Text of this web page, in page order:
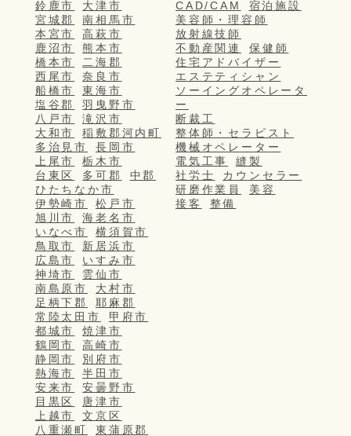
鈴鹿市
大津市
宮城郡
南相馬市
本宮市
高萩市
鹿沼市
熊本市
橋本市
二海郡
西尾市
奈良市
船橋市
東海市
塩谷郡
羽曳野市
八戸市
滝沢市
大和市
稲敷郡河内町
多治見市
長岡市
上尾市
栃木市
台東区
多可郡
中郡
ひたちなか市
伊勢崎市
松戸市
旭川市
海老名市
いなべ市
横須賀市
鳥取市
新居浜市
広島市
いすみ市
神埼市
雲仙市
南島原市
大村市
足柄下郡
耶麻郡
常陸太田市
甲府市
都城市
焼津市
鶴岡市
高崎市
静岡市
別府市
熱海市
半田市
安来市
安曇野市
目黒区
唐津市
上越市
文京区
八重瀬町
東蒲原郡
CAD/CAM
宿泊施設
美容師・理容師
放射線技師
不動産関連
保健師
住宅アドバイザー
エステティシャン
ソーイングオペレータ
ー
断裁工
整体師・セラピスト
機械オペレーター
電気工事
縫製
社労士
カウンセラー
研磨作業員
美容
接客
整備